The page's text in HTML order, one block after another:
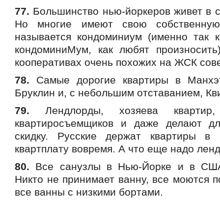
77. Большинство нью-йоркеров живет в
Но многие имеют свою
называется кондоминиум (именно так
кондоминиМум, как любят
кооперативах очень похожих на ЖСК
78. Самые дорогие квартиры в
Бруклин и, с небольшим отставанием,
79. Лендлорды, хозяева
квартиросъемщиков и даже делают
скидку. Русские держат квартиры в
квартплату вовремя. А что еще надо
80. Все санузлы в Нью-Йорке и в
Никто не принимает ванну, все моются
все ванны с низкими бортами.